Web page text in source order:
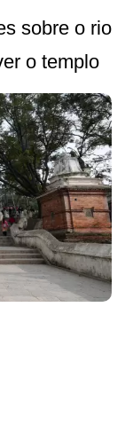
sobre o rio
o templo